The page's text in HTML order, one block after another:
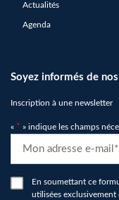
Actualités
Agenda
Soyez informés de
Inscription à une newsletter
« * » indique les champs
*
RGPDEn soumettant ce
utilisées exclusivement